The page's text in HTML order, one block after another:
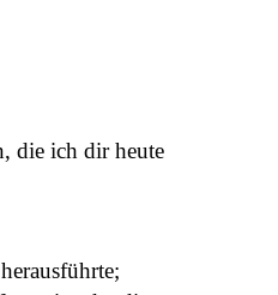
die ich dir heute